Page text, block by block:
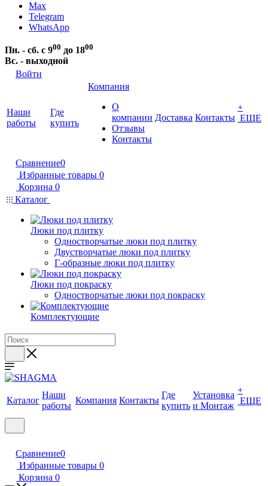
Max
Telegram
WhatsApp
Пн. - сб. с 900 до 1800
Вс. - выходной
Войти
Наши
работы
Где
купить
Компания
О
компании
Отзывы
Контакты
Доставка Контакты
+
ЕЩЕ
Сравнение0
Избранные товары 0
Корзина 0
Каталог
Люки под плитку
Одностворчатые люки под плитку
Двустворчатые люки под плитку
Г-образные люки под плитку
Люки под покраску
Одностворчатые люки под покраску
Комплектующие
Каталог
Наши
работы
Компания Контакты
Где
купить
Установка
и Монтаж
+
ЕЩЕ
Сравнение0
Избранные товары 0
Корзина 0